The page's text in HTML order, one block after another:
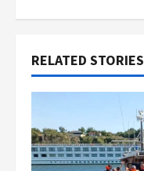
t
n
a
v
i
RELATED STORIES